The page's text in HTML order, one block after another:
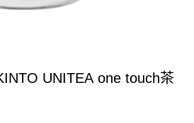
UNITEA one touch茶